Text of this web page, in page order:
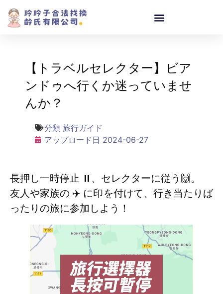
【トラベルセレクター】ビア
ンドゥへ行くか迷っていませ
んか？
分類 旅行ガイド
アップロード日 2024-06-27
長押し一時停止 ⏸️、セレクターに従う🙌。
友人や家族の ✈️ に印を付けて、行き当たりば
ったりの旅に参加しよう！